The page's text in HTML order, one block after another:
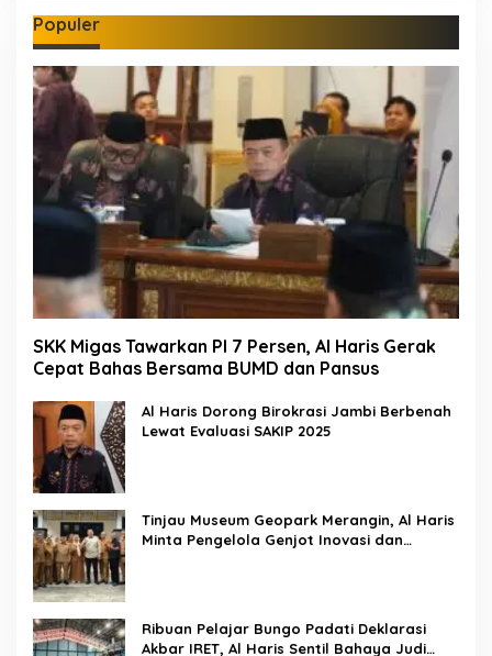
Populer
SKK Migas Tawarkan PI 7 Persen, Al Haris Gerak
Cepat Bahas Bersama BUMD dan Pansus
Al Haris Dorong Birokrasi Jambi Berbenah
Lewat Evaluasi SAKIP 2025
Tinjau Museum Geopark Merangin, Al Haris
Minta Pengelola Genjot Inovasi dan
Ribuan Pelajar Bungo Padati Deklarasi
Akbar IRET, Al Haris Sentil Bahaya Judi